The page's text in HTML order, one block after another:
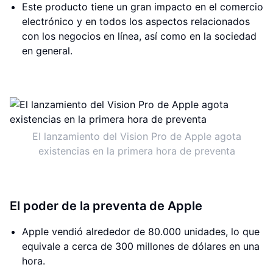
Este producto tiene un gran impacto en el comercio
electrónico y en todos los aspectos relacionados
con los negocios en línea, así como en la sociedad
en general.
El lanzamiento del Vision Pro de Apple agota
existencias en la primera hora de preventa
El poder de la preventa de Apple
Apple vendió alrededor de 80.000 unidades, lo que
equivale a cerca de 300 millones de dólares en una
hora.